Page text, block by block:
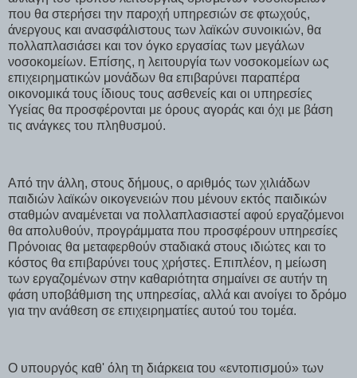
που θα στερήσει την παροχή υπηρεσιών σε φτωχούς,
άνεργους και ανασφάλιστους των λαϊκών συνοικιών, θα
πολλαπλασιάσει και τον όγκο εργασίας των μεγάλων
νοσοκομείων. Επίσης, η λειτουργία των νοσοκομείων ως
επιχειρηματικών μονάδων θα επιβαρύνει παραπέρα
οικονομικά τους ίδιους τους ασθενείς και οι υπηρεσίες
Υγείας θα προσφέρονται με όρους αγοράς και όχι με βάση
τις ανάγκες του πληθυσμού.
Από την άλλη, στους δήμους, ο αριθμός των χιλιάδων
παιδιών λαϊκών οικογενειών που μένουν εκτός παιδικών
σταθμών αναμένεται να πολλαπλασιαστεί αφού εργαζόμενοι
θα απολυθούν, προγράμματα που προσφέρουν υπηρεσίες
Πρόνοιας θα μεταφερθούν σταδιακά στους ιδιώτες και το
κόστος θα επιβαρύνει τους χρήστες. Επιπλέον, η μείωση
των εργαζομένων στην καθαριότητα σημαίνει σε αυτήν τη
φάση υποβάθμιση της υπηρεσίας, αλλά και ανοίγει το δρόμο
για την ανάθεση σε επιχειρηματίες αυτού του τομέα.
Ο υπουργός καθ' όλη τη διάρκεια του «εντοπισμού» των